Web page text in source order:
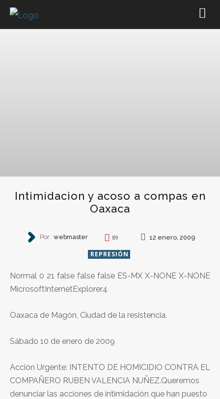
Intimidacion y acoso a compas en
Oaxaca
Por: webmaster 89 12 enero, 2009
REPRESIÓN
Normal 0 21 false false false ES-MX X-NONE X-NONE
MicrosoftInternetExplorer4
Oaxaca de Magón, Ciudad de la resistencia.
Sábado 10 de enero de 2009
Acción Urgente: INTENTO DE HOMICIDIO CONTRA EL
COMPAÑERO RUBEN VALENCIA NUÑEZ.Queremos
denunciar las acciones de intimidación que han puesto